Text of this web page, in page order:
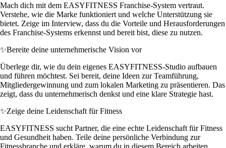
Mach dich mit dem EASYFITNESS Franchise-System vertraut.
Verstehe, wie die Marke funktioniert und welche Unterstützung sie
bietet. Zeige im Interview, dass du die Vorteile und Herausforderungen
des Franchise-Systems erkennst und bereit bist, diese zu nutzen.
✨Bereite deine unternehmerische Vision vor
Überlege dir, wie du dein eigenes EASYFITNESS-Studio aufbauen
und führen möchtest. Sei bereit, deine Ideen zur Teamführung,
Mitgliedergewinnung und zum lokalen Marketing zu präsentieren. Das
zeigt, dass du unternehmerisch denkst und eine klare Strategie hast.
✨Zeige deine Leidenschaft für Fitness
EASYFITNESS sucht Partner, die eine echte Leidenschaft für Fitness
und Gesundheit haben. Teile deine persönliche Verbindung zur
Fitnessbranche und erkläre, warum du in diesem Bereich arbeiten